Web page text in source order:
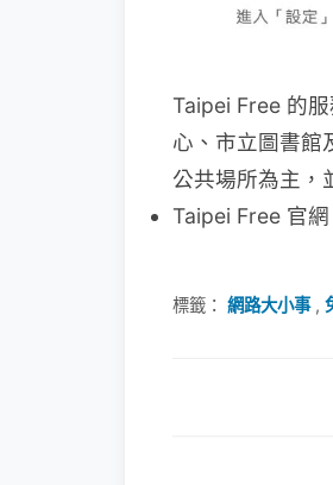
Taipei Free 的
心、市立圖書館
公共場所為主，
Taipei Free 官
標籤： 網路大小事,